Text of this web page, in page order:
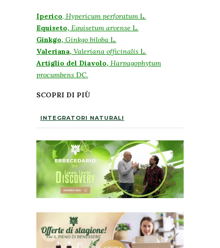
Iperico, Hypericum perforatum L.
Equiseto, Equisetum arvense L.
Ginkgo, Ginkgo biloba L.
Valeriana, Valeriana officinalis L.
Artiglio del Diavolo, Harpagophytum
procumbens DC.
SCOPRI DI PIÙ
INTEGRATORI NATURALI